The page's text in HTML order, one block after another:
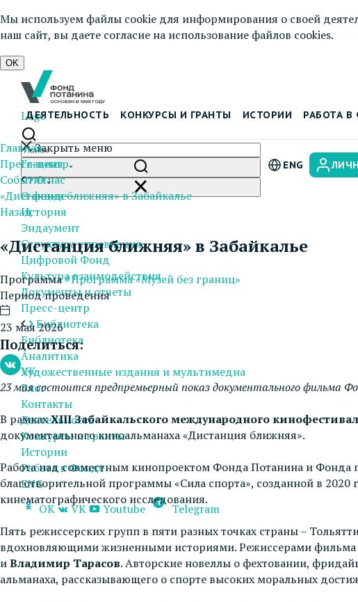
Мы используем файлы cookie для информирования о своей
наш сайт, вы даете согласие на использование файлов cookies.
OK
Logo
ДЕЯТЕЛЬНОСТЬ КОНКУРСЫ И ГРАНТЫ ИСТОРИИ РАБОТА
ENG
Закрыть меню
Главная
О нас
О фонде
История
Эндаумент
Структура управления
Цифровой Фонд
Культура взаимодействия
Документы и отчеты
Пресс-центр
Библиотека
Библиотека
Аналитика
Художественные издания и мультимедиа
Блог
Контакты
Деятельность
Конкурсы и гранты
Истории
Работа в Фонде
ENG
OK
VK Youtube Telegram
Главная
Пресс-центр
События
«Дистанция ближняя» в Забайкалье
Назад
«Дистанция ближняя» в Забайкалье
Программа#Программа «Музей без границ»
Период проведения
23 мая 2026
Поделиться:
VK
23 мая состоится предпремьерный показ документального
В рамкахXIII Забайкальского международного
документального киноальманаха «Дистанция ближняя».
Работа над совместным кинопроектом Фонда Потанина и Фонда
благотворительной программы «Сила спорта», созданной в
кинематографического исследования.
Пять режиссерских групп в пяти разных точках страны –
вдохновляющими жизненными историями. Режиссерами фильма
иВладимир Тарасов. Авторские новеллы о фехтовании,
альманаха, рассказывающего о спорте высоких моральных